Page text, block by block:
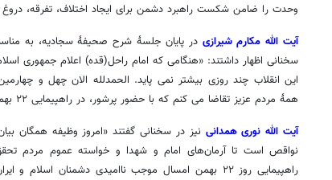
وحدت را ضامن شکست راهبرد دشمن برای ایجاد اختلاف، تفرقه،
آیت الله مکارم شیرازی در پایان جلسۀ شرح صحیفۀ سجادیه، به
سخنانی اظهار داشتند: «هنگامی که امام راحل(قده) اعلام جمهوری
این انقلاب چند روزی بیشتر نمی پاید. الحمدلله الان چهل و
همۀ مردم عزیز تقاضا می کنم که با حضور پرشور، در راهپیمایی ۲۲ بهمن شرکت کنند»
آیت الله نوری همدانی نیز در سخنانی گفتند «امروز وظیفه همگان
نواقص است تا آرمان‌های امام و شهدا و خواسته عموم مردم
راهپیمایی روز ۲۲ بهمن امسال موجب ناامیدی دشمنان